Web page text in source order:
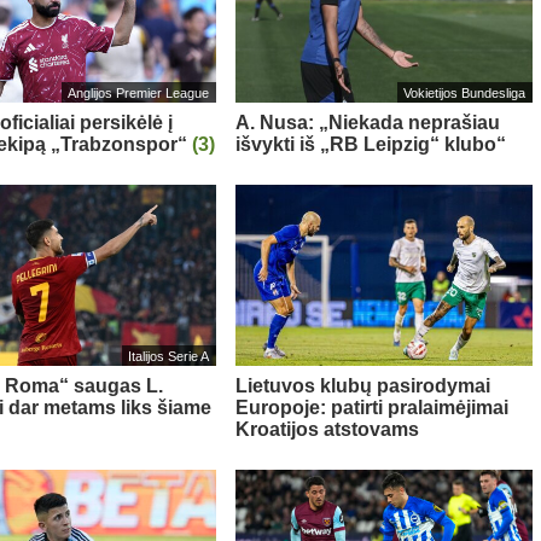
Anglijos Premier League
persikėlė į
„Trabzonspor“(3)
Vokietijos Bundesliga
A. Nusa: „Niekada neprašiau
išvykti iš „RB Leipzig“ klubo“
Italijos Serie A
saugas L.
dar metams liks šiame
Lietuvos klubų pasirodymai
Europoje: patirti pralaimėjimai
Kroatijos atstovams